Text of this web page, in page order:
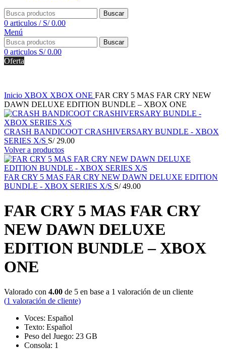
Buscar
0 articulos / S/0.00
Menú
Buscar
0 articulos S/0.00
Oferta
Inicio XBOX XBOX ONE FAR CRY 5 MAS FAR CRY NEW
DAWN DELUXE EDITION BUNDLE – XBOX ONE
CRASH BANDICOOT CRASHIVERSARY BUNDLE - XBOX
SERIES X/S S/29.00
Volver a productos
FAR CRY 5 MAS FAR CRY NEW DAWN DELUXE EDITION
BUNDLE - XBOX SERIES X/S S/49.00
FAR CRY 5 MAS FAR CRY
NEW DAWN DELUXE
EDITION BUNDLE – XBOX
ONE
Valorado con 4.00 de 5 en base a 1 valoración de un cliente
(1 valoración de cliente)
Voces: Español
Texto: Español
Peso del Juego: 23 GB
Consola: 1